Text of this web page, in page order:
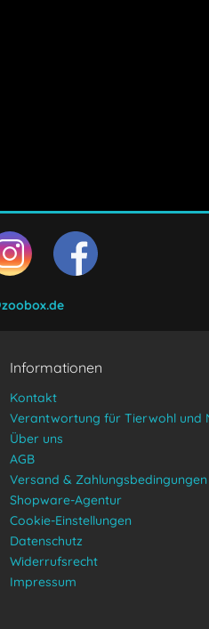
Informationen
Kontakt
Verantwortung für Tierwohl und
Über uns
AGB
Versand & Zahlungsbedingungen
Shopware-Agentur
Cookie-Einstellungen
Datenschutz
Widerrufsrecht
Impressum